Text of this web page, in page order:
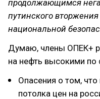
продолжающимся
путинского
национальной
Думаю, члены ОПЕК+
на нефть высокими
Опасения о том,
потолка цен на